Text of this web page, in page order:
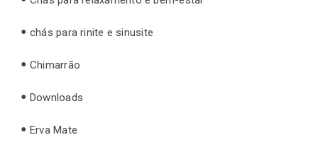
chás para rinite e sinusite
Chimarrão
Downloads
Erva Mate